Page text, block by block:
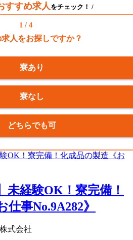
すすめ求人をチェック！ /
1 / 4
人をお探しですか？
寮あり
寮なし
どちらでも可
未経験OK！寮完備！
事No.9A282》
式会社